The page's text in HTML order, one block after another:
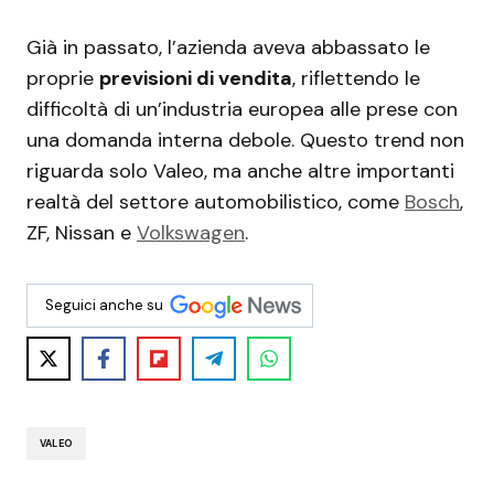
Già in passato, l’azienda aveva abbassato le
proprie previsioni di vendita, riflettendo le
difficoltà di un’industria europea alle prese con
una domanda interna debole. Questo trend non
riguarda solo Valeo, ma anche altre importanti
realtà del settore automobilistico, come Bosch,
ZF, Nissan e Volkswagen.
Seguici anche su
VALEO